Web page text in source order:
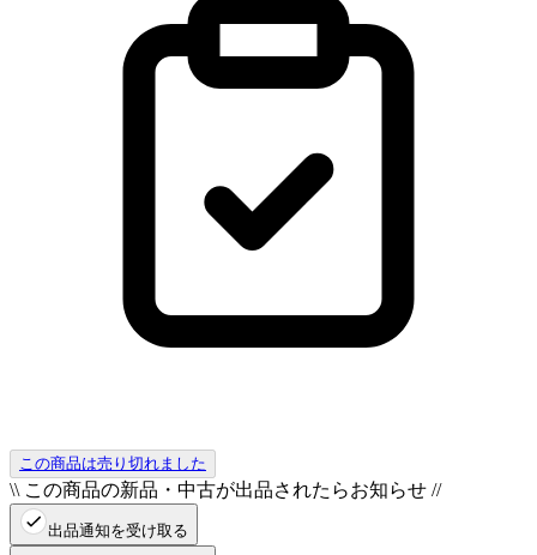
この商品は売り切れました
\\ この商品の新品・中古が出品されたらお知らせ //
出品通知を受け取る